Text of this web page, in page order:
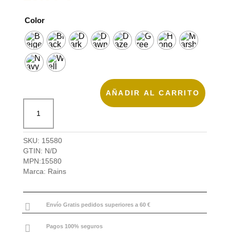
Color
Neceser
Bag
Small
W3
cantidad
AÑADIR AL CARRITO
SKU: 15580
GTIN: N/D
MPN:15580
Marca: Rains
 Envío Gratis pedidos superiores a 60 €
 Pagos 100% seguros